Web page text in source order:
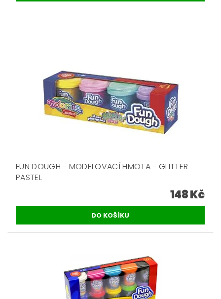
FUN DOUGH - MODELOVACÍ HMOTA - GLITTER
PASTEL
148 Kč